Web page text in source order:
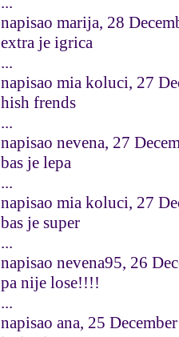
napisao marija, 28
extra je igrica
...
napisao mia koluci, 27
hish frends
...
napisao nevena, 27
bas je lepa
...
napisao mia koluci, 27
bas je super
...
napisao nevena95, 26
pa nije lose!!!!
...
napisao ana, 25